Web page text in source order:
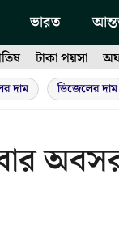
ভারত
টাকা পয়সা
দাম ডিজেলের দাম